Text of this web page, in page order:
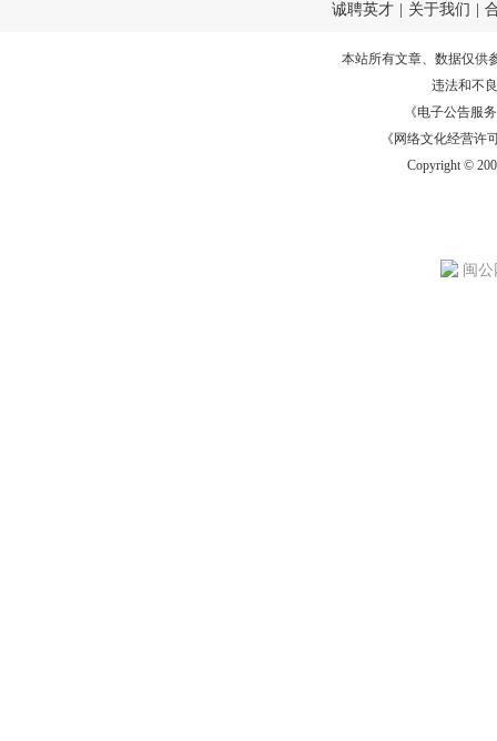
诚聘英才 关于我们
本站所有文章、数据仅供
违法和不
《电子公告服务
《网络文化经营许
Copyright ©
闽公